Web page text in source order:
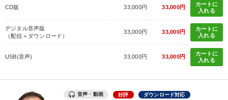
CD版 33,000円 33,000円
カートに
入れる
デジタル音声版
（配信＋ダウンロード）
33,000円 33,000円
カートに
入れる
USB(音声) 33,000円 33,000円
カートに
入れる
音声・動画 好評 ダウンロード対応